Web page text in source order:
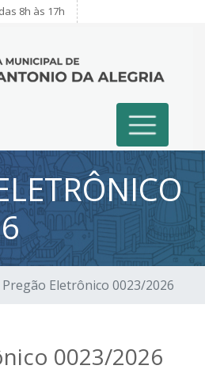
8h às 17h
Pregão Eletrônico 0023/2026
0023/2026